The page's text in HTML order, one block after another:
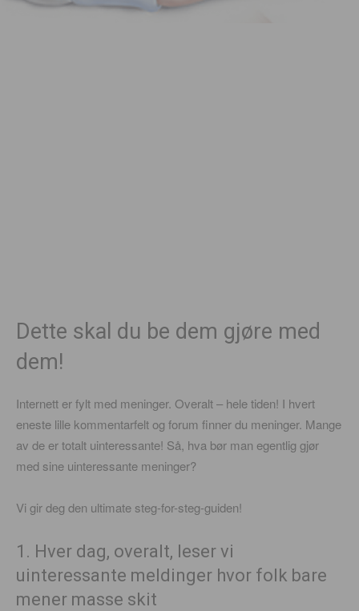
Dette skal du be dem gjøre med
dem!
Internett er fylt med meninger. Overalt – hele tiden! I hvert
eneste lille kommentarfelt og forum finner du meninger. Mange
av de er totalt uinteressante! Så, hva bør man egentlig gjør
med sine uinteressante meninger?
Vi gir deg den ultimate steg-for-steg-guiden!
1. Hver dag, overalt, leser vi
uinteressante meldinger hvor folk bare
mener masse skit